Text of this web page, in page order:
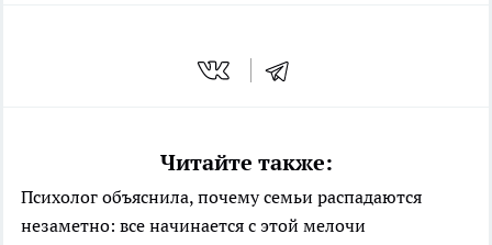
Читайте также:
Психолог объяснила, почему семьи распадаются
незаметно: все начинается с этой мелочи